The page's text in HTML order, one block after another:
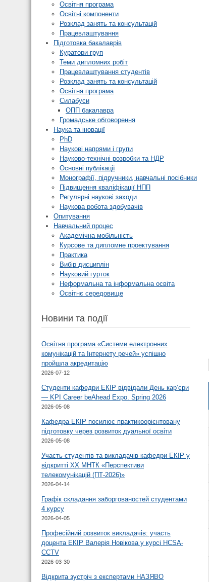
Освітня програма
Освітні компоненти
Розклад занять та консультацій
Працевлаштування
Підготовка бакалаврів
Куратори груп
Теми дипломних робіт
Працевлаштування студентів
Розклад занять та консультацій
Освітня програма
Силабуси
ОПП бакалавра
Громадське обговорення
Наука та іновації
PhD
Наукові напрями і групи
Науково-технічні розробки та НДР
Основні публікації
Монографії, підручники, навчальні посібники
Підвищення кваліфікації НПП
Регулярні наукові заходи
Наукова робота здобувачів
Опитування
Навчальний процес
Академічна мобільність
Курсове та дипломне проектування
Практика
Вибір дисциплін
Науковий гурток
Неформальна та інформальна освіта
Освітнє середовище
Новини та події
Освітня програма «Системи електронних
комунікацій та Інтернету речей» успішно
пройшла акредитацію
2026-07-12
Студенти кафедри ЕКІР відвідали День кар’єри
— KPI Career beAhead Expo. Spring 2026
2026-05-08
Кафедра ЕКІР посилює практикоорієнтовану
підготовку через розвиток дуальної освіти
2026-05-08
Участь студентів та викладачів кафедри ЕКІР у
відкритті XX МНТК «Перспективи
телекомунікацій (ПТ-2026)»
2026-04-14
Графік складання заборгованостей студентами
4 курсу
2026-04-05
Професійний розвиток викладачів: участь
доцента ЕКІР Валерія Новікова у курсі HCSA-
CCTV
2026-03-30
Відкрита зустріч з експертами НАЗЯВО